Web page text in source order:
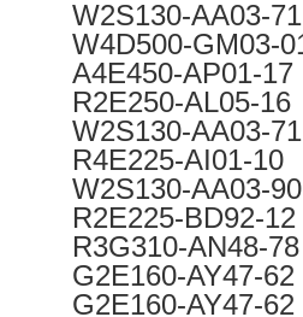
W2S130-AA03-71
W4D500-GM03-
A4E450-AP01-17
R2E250-AL05-16
W2S130-AA03-71
R4E225-AI01-10
W2S130-AA03-90
R2E225-BD92-12
R3G310-AN48-78
G2E160-AY47-62
G2E160-AY47-62